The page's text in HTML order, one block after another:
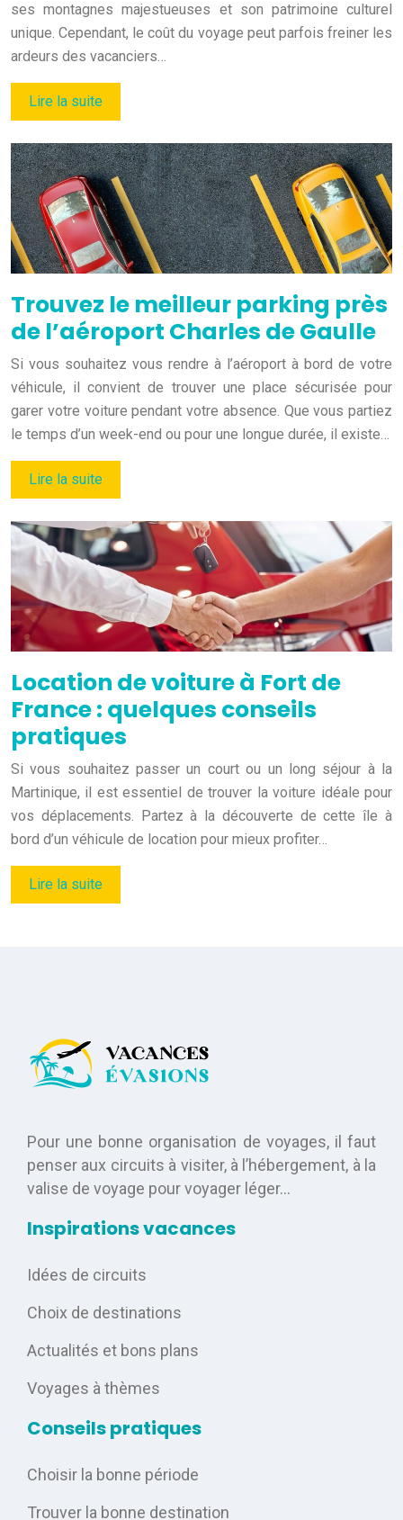
ses montagnes majestueuses et son patrimoine culturel
unique. Cependant, le coût du voyage peut parfois freiner les
ardeurs des vacanciers…
Lire la suite
Trouvez le meilleur parking près
de l’aéroport Charles de Gaulle
Si vous souhaitez vous rendre à l’aéroport à bord de votre
véhicule, il convient de trouver une place sécurisée pour
garer votre voiture pendant votre absence. Que vous partiez
le temps d’un week-end ou pour une longue durée, il existe…
Lire la suite
Location de voiture à Fort de
France : quelques conseils
pratiques
Si vous souhaitez passer un court ou un long séjour à la
Martinique, il est essentiel de trouver la voiture idéale pour
vos déplacements. Partez à la découverte de cette île à
bord d’un véhicule de location pour mieux profiter…
Lire la suite
Pour une bonne organisation de voyages, il faut
penser aux circuits à visiter, à l’hébergement, à la
valise de voyage pour voyager léger…
Inspirations vacances
Idées de circuits
Choix de destinations
Actualités et bons plans
Voyages à thèmes
Conseils pratiques
Choisir la bonne période
Trouver la bonne destination